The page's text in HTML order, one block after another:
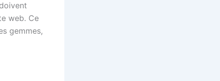
web. Ce
gemmes,